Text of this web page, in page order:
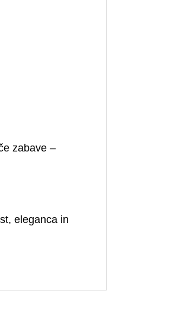
zabave –
eleganca in